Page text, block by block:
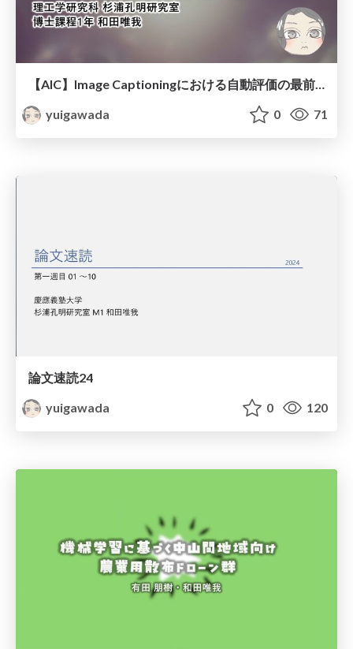
【AIC】Image Captioningにおける自動評価の最前線
yuigawada
0 71
論文速読24
yuigawada
0 120